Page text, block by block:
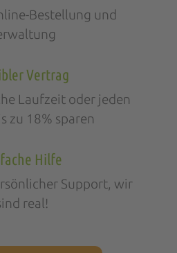
Bestellung und
Vertrag
Laufzeit oder jeden
zu 18% sparen
Hilfe
Support, wir
real!